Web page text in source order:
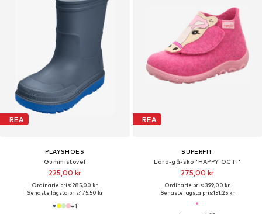
REA
PLAYSHOES
Gummistövel
225,00 kr
Ordinarie pris: 285,00 kr
Senaste lägsta pris:175,50 kr
+1
REA
SUPERFIT
Lära-gå-sko 'HAPPY OCTI'
275,00 kr
Ordinarie pris: 399,00 kr
Senaste lägsta pris:151,25 kr